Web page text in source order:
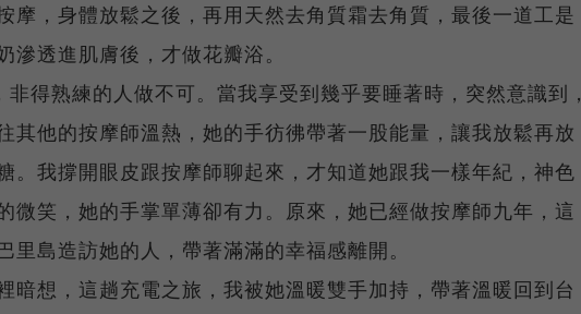
摩，身體放鬆之後，再用天然去角質霜去角質，最後一道工是
滲透進肌膚後，才做花瓣浴。
得熟練的人做不可。當我享受到幾乎要睡著時，突然意識到，
其他的按摩師溫熱，她的手彷彿帶著一股能量，讓我放鬆再放
。我撐開眼皮跟按摩師聊起來，才知道她跟我一樣年紀，神色
微笑，她的手掌單薄卻有力。原來，她已經做按摩師九年，這
里島造訪她的人，帶著滿滿的幸福感離開。
暗想，這趟充電之旅，我被她溫暖雙手加持，帶著溫暖回到台